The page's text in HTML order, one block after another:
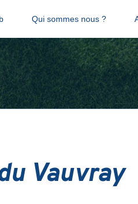
Qui sommes nous ?
Vauvray